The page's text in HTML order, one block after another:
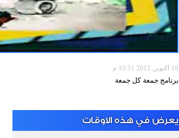
10 أكتوبر, 2012 15:51 م
برنامج جمعة كل جمعة
يعرض في هذه الاوقات